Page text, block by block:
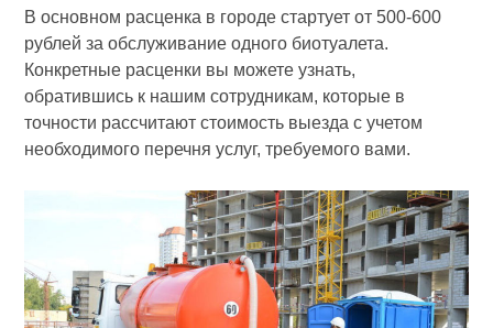
В основном расценка в городе стартует от 500-600
рублей за обслуживание одного биотуалета.
Конкретные расценки вы можете узнать,
обратившись к нашим сотрудникам, которые в
точности рассчитают стоимость выезда с учетом
необходимого перечня услуг, требуемого вами.